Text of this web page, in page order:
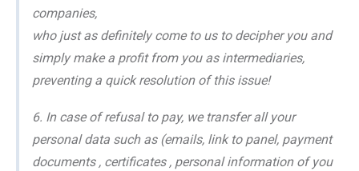
companies,
who just as definitely come to us to decipher you and
simply make a profit from you as intermediaries,
preventing a quick resolution of this issue!
6. In case of refusal to pay, we transfer all your
personal data such as (emails, link to panel, payment
documents , certificates , personal information of you